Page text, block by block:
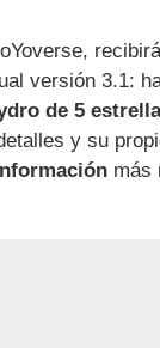
versión 3.1:
de 5
y su
más